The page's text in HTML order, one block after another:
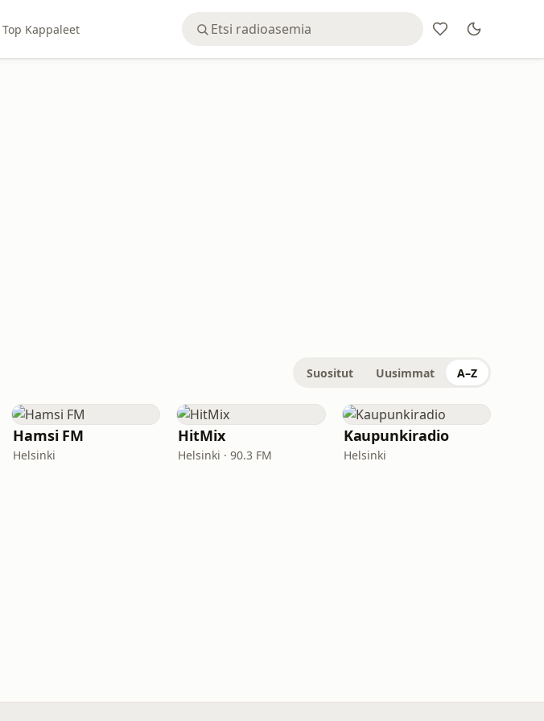
Top Kappaleet
Suositut Uusimmat A–Z
Hamsi FM
Helsinki
HitMix
Helsinki · 90.3 FM
Kaupunkiradio
Helsinki